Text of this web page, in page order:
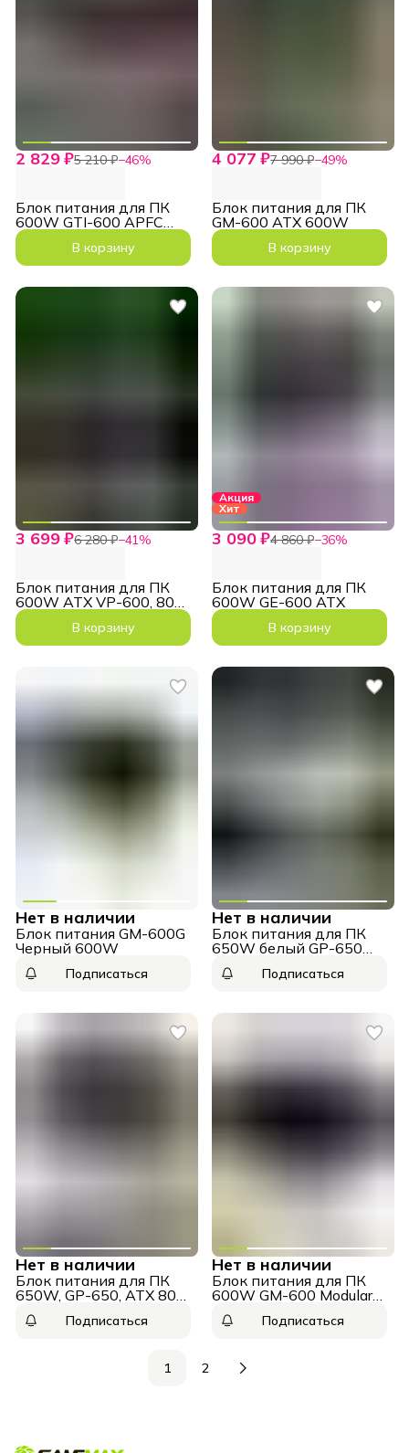
2 829 ₽5 210 ₽−46%
Блок питания для ПК
600W GTI-600 APFC
ATX 140мм
В корзину
4 077 ₽7 990 ₽−49%
Блок питания для ПК
GM-600 ATX 600W
В корзину
3 699 ₽6 280 ₽−41 %
Блок питания для ПК
600W ATX VP-600, 80+
Bronze
В корзину
Акция
Хит
3 090 ₽4 860 ₽−36%
Блок питания для ПК
600W GE-600 ATX
В корзину
Нет в наличии
Блок питания GM-600G
Черный 600W
Подписаться
Нет в наличии
Блок питания для ПК
650W белый GP-650
ATX 80+ Bronze
Подписаться
Нет в наличии
Блок питания для ПК
650W, GP-650, ATX 80+
Подписаться
Нет в наличии
Блок питания для ПК
600W GM-600 Modular
Подписаться
1 2